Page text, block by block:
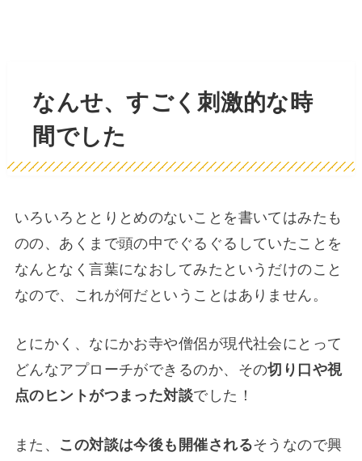
なんせ、すごく刺激的な時
間でした
いろいろととりとめのないことを書いてはみたも
のの、あくまで頭の中でぐるぐるしていたことを
なんとなく言葉になおしてみたというだけのこと
なので、これが何だということはありません。
とにかく、なにかお寺や僧侶が現代社会にとって
どんなアプローチができるのか、その切り口や視
点のヒントがつまった対談でした！
また、 この対談は今後も開催されるそうなので興